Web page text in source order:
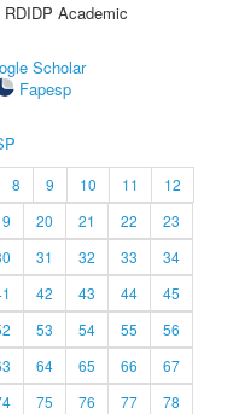
Academic
Scholar
Fapesp
8 9 10 11
12
20 21 22
23
31 32 33
34
42 43 44
45
53 54 55
56
64 65 66
67
75 76 77
78